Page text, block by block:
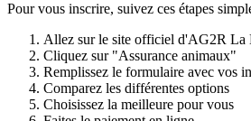
Pour vous inscrire, suivez ces étapes
Allez sur le site officiel d'AG2R La
Cliquez sur "Assurance animaux"
Remplissez le formulaire avec vos
Comparez les différentes options
Choisissez la meilleure pour vous